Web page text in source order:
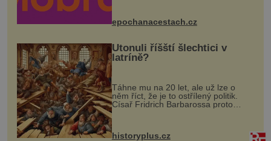
mohou těšit na víno, burčák, pes...
epochanacestach.cz
Utonuli říšští šlechtici v
latríně?
Táhne mu na 20 let, ale už lze o
něm říct, že je to ostřílený politik.
Císař Fridrich Barbarossa proto
posílá svého syna a dědice Jindřicha
VI. do Erfurtu, aby se stal
prostředníkem při řešení sporu m...
historyplus.cz